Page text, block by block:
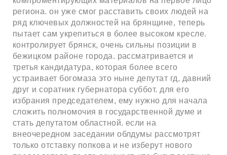
региона. он уже смог расставить своих людей на
ряд ключевых должностей на брянщине, теперь
пытает сам укрепиться в более высоком кресле.
контролирует брянск, очень сильны позиции в
бежицком районе города. рассматривается и
третья кандидатура, которая более всего
устраивает богомаза это ныне депутат гд, давний
друг и соратник губернатора суббот. для его
избрания председателем, ему нужно для начала
сложить полномочия в государственной думе и
стать депутатом областной. если на
внеочередном заседании облдумы рассмотрят
только отставку попкова и не изберут нового